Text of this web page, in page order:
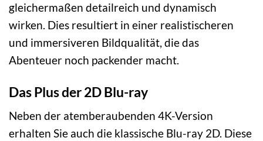
gleichermaßen detailreich und dynamisch
wirken. Dies resultiert in einer realistischeren
und immersiveren Bildqualität, die das
Abenteuer noch packender macht.
Das Plus der 2D Blu-ray
Neben der atemberaubenden 4K-Version
erhalten Sie auch die klassische Blu-ray 2D. Diese